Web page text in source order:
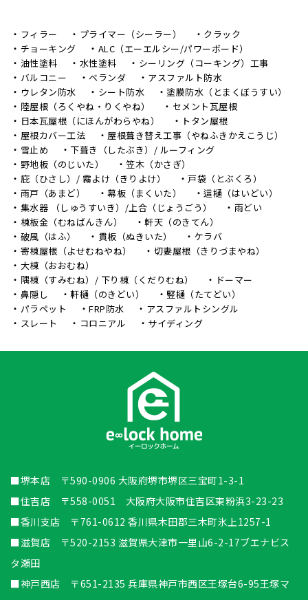
フィラー プライマー（シーラー）
クラック
チョーキング
ALC（エーエルシー/パワーボード）
油性塗料
水性塗料
シーリング（コーキング）工事
バルコニー
ベランダ
アスファルト防水
ウレタン防水
シート防水
塗膜防水（とまくぼうすい）
陸屋根（ろくやね・りくやね）
セメント瓦屋根
日本瓦屋根（にほんがわらやね）
トタン屋根
屋根カバー工法
屋根葺き替え工事（やねふきかえこうじ）
雪止め
下葺き（したぶき）/ ルーフィング
野地板（のじいた）
笠木（かさぎ）
庇（ひさし）/ 霧よけ（きりよけ）
戸袋（とぶくろ）
雨戸（あまど）
幕板（まくいた）
這樋（はいどい）
集水器 （しゅうすいき）/上合（じょうごう）
雨どい
棟板金（むねばんきん）
軒天（のきてん）
破風（はふ）
貫板（ぬきいた）
ケラバ
寄棟屋根（よせむねやね）
切妻屋根（きりづまやね）
大棟（おおむね）
隅棟（すみむね）/ 下り棟（くだりむね）
ドーマー
鼻隠し
軒樋（のきどい）
竪樋（たてどい）
パラペット
FRP防水
アスファルトシングル
スレート
コロニアル サイディング
■堺本店 〒590-0906 大阪府堺市堺区三宝町1-3-1
■住吉店 〒558-0051 大阪府大阪市住吉区東粉浜3-23-23
■香川支店 〒761-0612 香川県木田郡三木町氷上1257-1
■滋賀店 〒520-2153 滋賀県大津市一里山6-2-17ブエナビス
タ瀬田
■神戸西店 〒651-2135 兵庫県神戸市西区王塚台6-95王塚マ